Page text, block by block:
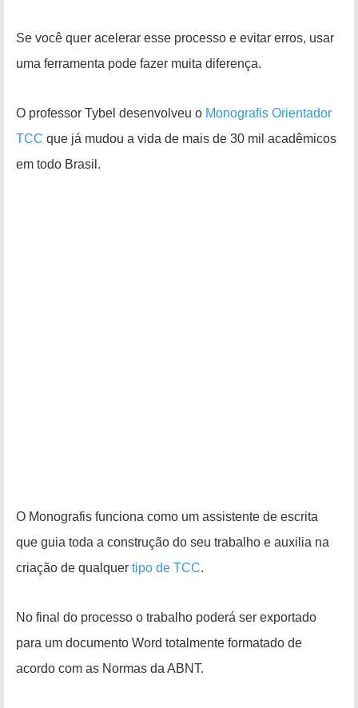
Se você quer acelerar esse processo e evitar erros, usar
uma ferramenta pode fazer muita diferença.
O professor Tybel desenvolveu o Monografis Orientador
TCC que já mudou a vida de mais de 30 mil acadêmicos
em todo Brasil.
O Monografis funciona como um assistente de escrita
que guia toda a construção do seu trabalho e auxilia na
criação de qualquer tipo de TCC.
No final do processo o trabalho poderá ser exportado
para um documento Word totalmente formatado de
acordo com as Normas da ABNT.